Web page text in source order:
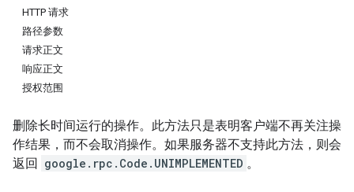
HTTP 请求
路径参数
请求正文
响应正文
授权范围
删除长时间运行的操作。此方法只是表明客户端不再关注操
作结果，而不会取消操作。如果服务器不支持此方法，则会
返回 google.rpc.Code.UNIMPLEMENTED 。